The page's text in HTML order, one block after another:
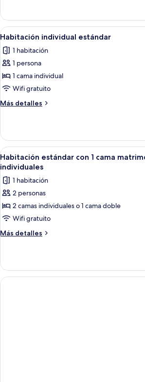
o
2
individuales
(Dworek)
Confort
con
1
matrimonial
o
individuales
(Dworek)
Abrir
todas
las
fotos
de
Habitación
individual
estándar
Un
3
Habitación individual estándar
1 habitación
1 persona
1 cama individual
Wifi gratuito
Más detalles
Más
individual
estándar
Abrir
todas
las
fotos
de
Habitación
estándar
con
matrimonial
o
2
Un
3
Habitación estándar con 1 cama
individuales
1 habitación
2 personas
2 camas individuales o 1 cama doble
Wifi gratuito
Más detalles
Más
estándar
con
1